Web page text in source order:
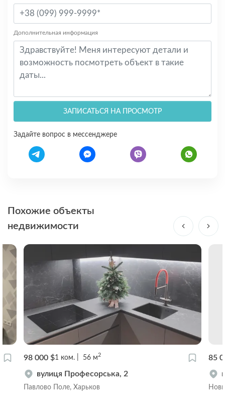
Дополнительная информация
ЗАПИСАТЬСЯ НА ПРОСМОТР
Задайте вопрос в мессенджере
Похожие объекты
недвижимости
98 000 $1 ком. 56 м2
вулиця Професорська, 2
Павлово Поле, Харьков
85